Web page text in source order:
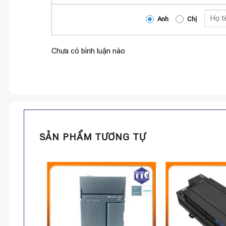
Anh Chị
Chưa có bình luận nào
SẢN PHẨM TƯƠNG TỰ